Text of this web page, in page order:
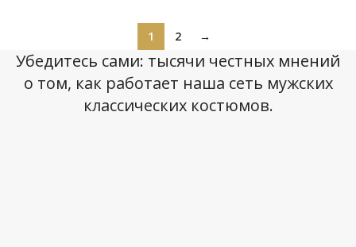
1 2 →
Убедитесь сами: тысячи честных мнений
о том, как работает наша сеть мужских
классических костюмов.